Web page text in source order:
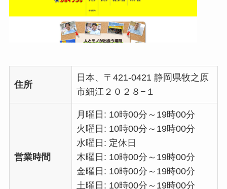
住所
日本、〒421-0421 静岡県牧之原
市細江２０２８−１
営業時間
月曜日: 10時00分～19時00分
火曜日: 10時00分～19時00分
水曜日: 定休日
木曜日: 10時00分～19時00分
金曜日: 10時00分～19時00分
土曜日: 10時00分～19時00分